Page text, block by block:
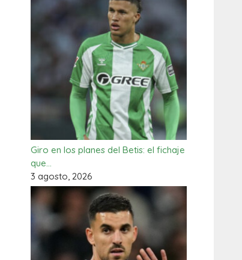
Giro en los planes del Betis: el fichaje
que…
3 agosto, 2026